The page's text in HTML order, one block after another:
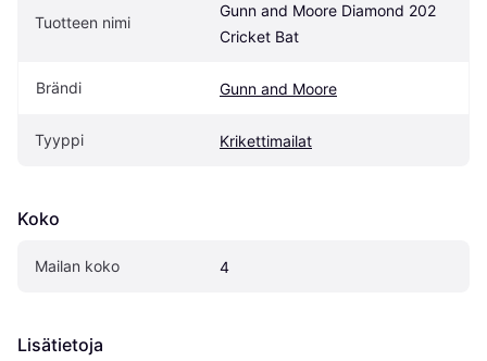
Tuotteen nimi
Gunn and Moore Diamond 202
Cricket Bat
Brändi Gunn and Moore
Tyyppi Krikettimailat
Koko
Mailan koko 4
Lisätietoja